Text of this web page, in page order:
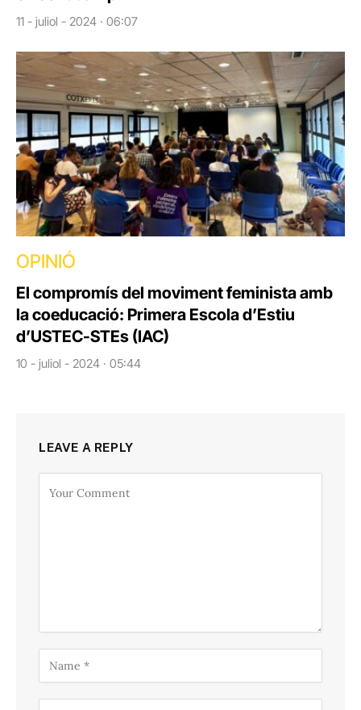
11 - juliol - 2024 · 06:07
OPINIÓ
El compromís del moviment feminista amb
la coeducació: Primera Escola d’Estiu
d’USTEC-STEs (IAC)
10 - juliol - 2024 · 05:44
LEAVE A REPLY